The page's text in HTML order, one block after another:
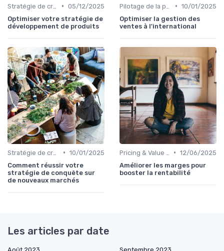
• 05/12/2025
Optimiser votre stratégie de
développement de produits
• 10/01/2025
Optimiser la gestion des
ventes à l'international
• 10/01/2025
Comment réussir votre
stratégie de conquête sur
de nouveaux marchés
• 12/06/2025
Améliorer les marges pour
booster la rentabilité
Les articles par date